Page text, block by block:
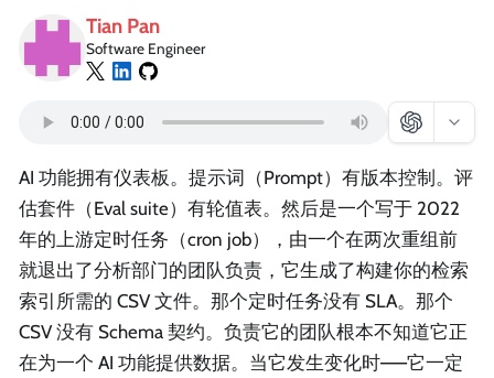
Tian Pan
Software Engineer
AI 功能拥有仪表板。提示词（Prompt）有版本控制。评
估套件（Eval suite）有轮值表。然后是一个写于 2022
年的上游定时任务（cron job），由一个在两次重组前
就退出了分析部门的团队负责，它生成了构建你的检索
索引所需的 CSV 文件。那个定时任务没有 SLA。那个
CSV 没有 Schema 契约。负责它的团队根本不知道它正
在为一个 AI 功能提供数据。当它发生变化时——它一定